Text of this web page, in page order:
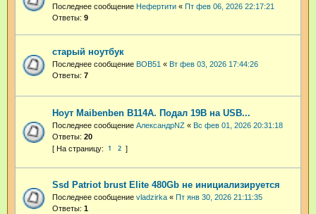
Последнее сообщение Нефертити « Пт фев 06, 2026 22:17:21
Ответы: 9
старый ноутбук
Последнее сообщение BOB51 « Вт фев 03, 2026 17:44:26
Ответы: 7
Ноут Maibenben B114A. Подал 19В на USB...
Последнее сообщение АлександрNZ « Вс фев 01, 2026 20:31:18
Ответы: 20
1 2
Ssd Patriot brust Elite 480Gb не инициализируется
Последнее сообщение vladzirka « Пт янв 30, 2026 21:11:35
Ответы: 1